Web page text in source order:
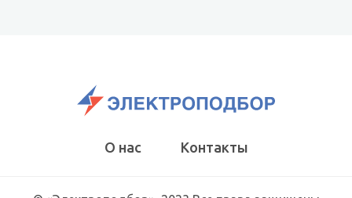
О нас Контакты